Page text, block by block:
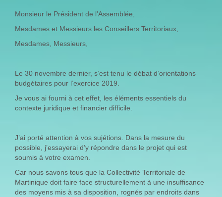
Monsieur le Président de l’Assemblée,
Mesdames et Messieurs les Conseillers Territoriaux,
Mesdames, Messieurs,
Le 30 novembre dernier, s’est tenu le débat d’orientations
budgétaires pour l’exercice 2019.
Je vous ai fourni à cet effet, les éléments essentiels du
contexte juridique et financier difficile.
J’ai porté attention à vos sujétions. Dans la mesure du
possible, j’essayerai d’y répondre dans le projet qui est
soumis à votre examen.
Car nous savons tous que la Collectivité Territoriale de
Martinique doit faire face structurellement à une insuffisance
des moyens mis à sa disposition, rognés par endroits dans